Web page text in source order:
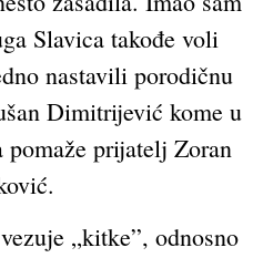
Slavica takođe voli
nastavili porodičnu
Dimitrijević kome u
prijatelj Zoran
„kitke”, odnosno